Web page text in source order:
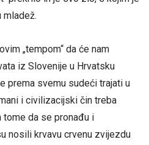
mladež.
„tempom“ da će nam
iz Slovenije u Hrvatsku
prema svemu sudeći trajati u
i civilizacijski čin treba
tome da se pronađu i
nosili krvavu crvenu zvijezdu